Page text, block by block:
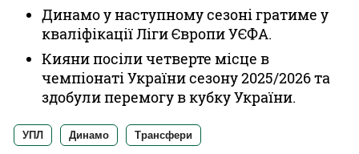
Динамо у наступному сезоні гратиме у
кваліфікації Ліги Європи УЄФА.
Кияни посіли четверте місце в
чемпіонаті України сезону 2025/2026 та
здобули перемогу в кубку України.
УПЛ Динамо Трансфери